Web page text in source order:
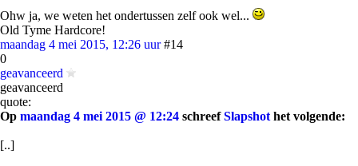
Ohw ja, we weten het ondertussen zelf ook wel...
Old Tyme Hardcore!
maandag 4 mei 2015, 12:26 uur #14
0
geavanceerd
geavanceerd
quote:
Op maandag 4 mei 2015 @ 12:24 schreefSlapshot het volgende:
[..]